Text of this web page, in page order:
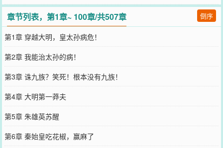
章节列表，第1章~ 100章/共507章 倒序
第1章 穿越大明，皇太孙病危！
第2章 我能治太孙的病！
第3章 诛九族？笑死！根本没有九族！
第4章 大明第一莽夫
第5章 朱雄英苏醒
第6章 秦始皇吃花椒，赢麻了